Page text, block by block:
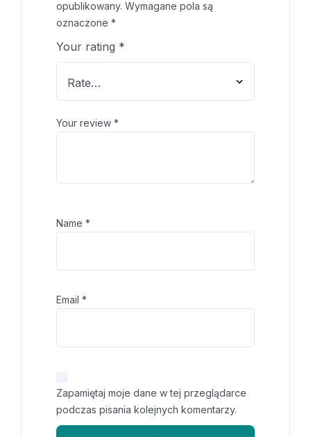
opublikowany. Wymagane pola są
oznaczone *
Your rating *
Your review *
Name *
Email *
Zapamiętaj moje dane w tej przeglądarce
podczas pisania kolejnych komentarzy.